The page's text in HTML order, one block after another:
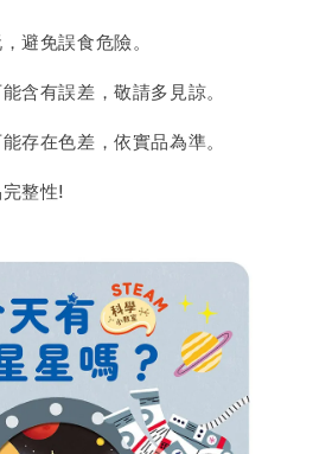
避免誤食危險。
含有誤差，敬請多見諒。
存在色差，依實品為準。
整性!